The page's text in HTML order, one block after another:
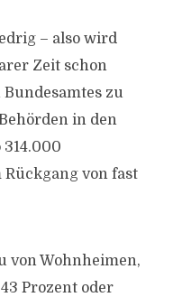
– also wird
Zeit schon
Bundesamtes zu
in den
von fast
von Wohnheimen,
Prozent oder